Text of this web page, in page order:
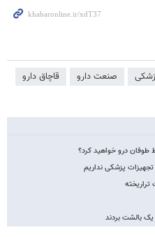
صنعت دارو قاچاق دارو
طوفان درو خواهید کرد؟
پزشکی نداریم
بالشت بردند